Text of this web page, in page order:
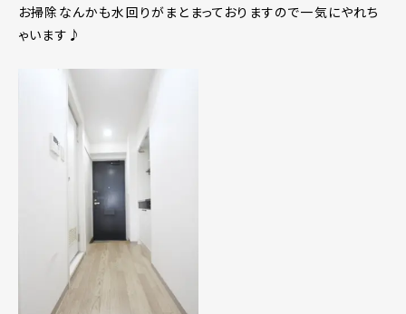
お掃除なんかも水回りがまとまっておりますので一気にやれち
ゃいます♪